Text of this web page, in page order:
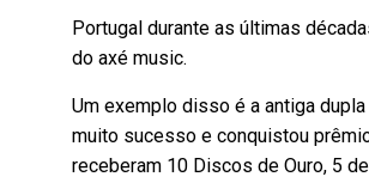
Portugal durante as últimas
do axé music.
Um exemplo disso é a antiga
muito sucesso e conquistou
receberam 10 Discos de Ouro, 5